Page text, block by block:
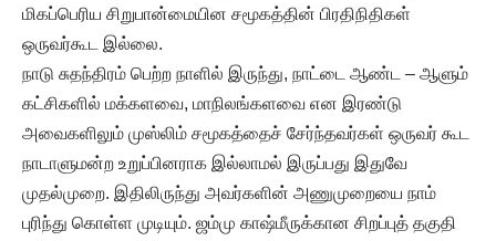
மிகப்பெரிய சிறுபான்மையின சமூகத்தின் பிரதிநிதிகள்
ஒருவர்கூட இல்லை.
நாடு சுதந்திரம் பெற்ற நாளில் இருந்து, நாட்டை ஆண்ட – ஆளும்
கட்சிகளில் மக்களவை, மாநிலங்களவை என இரண்டு
அவைகளிலும் முஸ்லிம் சமூகத்தைச் சேர்ந்தவர்கள் ஒருவர் கூட
நாடாளுமன்ற உறுப்பினராக இல்லாமல் இருப்பது இதுவே
முதல்முறை. இதிலிருந்து அவர்களின் அணுமுறையை நாம்
புரிந்து கொள்ள முடியும். ஜம்மு காஷ்மீருக்கான சிறப்புத் தகுதி